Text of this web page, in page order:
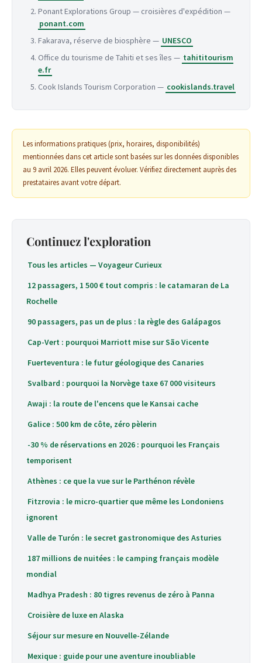
Ponant Explorations Group — croisières d'expédition —
ponant.com
Fakarava, réserve de biosphère — UNESCO
Office du tourisme de Tahiti et ses îles — tahititourism
e.fr
Cook Islands Tourism Corporation — cookislands.travel
Les informations pratiques (prix, horaires, disponibilités)
mentionnées dans cet article sont basées sur les données disponibles
au 9 avril 2026. Elles peuvent évoluer. Vérifiez directement auprès des
prestataires avant votre départ.
Continuez l'exploration
Tous les articles — Voyageur Curieux
12 passagers, 1 500 € tout compris : le catamaran de La
Rochelle
90 passagers, pas un de plus : la règle des Galápagos
Cap-Vert : pourquoi Marriott mise sur São Vicente
Fuerteventura : le futur géologique des Canaries
Svalbard : pourquoi la Norvège taxe 67 000 visiteurs
Awaji : la route de l'encens que le Kansai cache
Galice : 500 km de côte, zéro pèlerin
-30 % de réservations en 2026 : pourquoi les Français
temporisent
Athènes : ce que la vue sur le Parthénon révèle
Fitzrovia : le micro-quartier que même les Londoniens
ignorent
Valle de Turón : le secret gastronomique des Asturies
187 millions de nuitées : le camping français modèle
mondial
Madhya Pradesh : 80 tigres revenus de zéro à Panna
Croisière de luxe en Alaska
Séjour sur mesure en Nouvelle-Zélande
Mexique : guide pour une aventure inoubliable